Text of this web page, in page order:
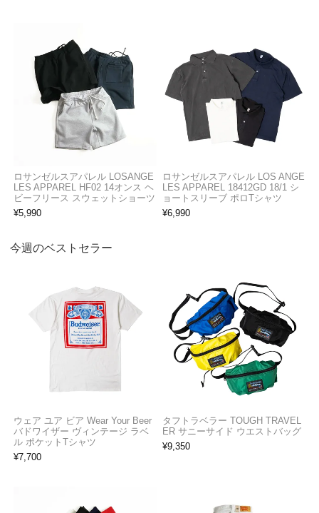
ロサンゼルスアパレル LOSANGE
LES APPAREL HF02 14オンス ヘ
ビーフリース スウェットショーツ
¥5,990
ロサンゼルスアパレル LOS ANGE
LES APPAREL 18412GD 18/1 シ
ョートスリーブ ポロTシャツ
¥6,990
今週のベストセラー
ウェア ユア ビア Wear Your Beer
バドワイザー ヴィンテージ ラベ
ル ポケットTシャツ
¥7,700
タフトラベラー TOUGH TRAVEL
ER サニーサイド ウエストバッグ
¥9,350